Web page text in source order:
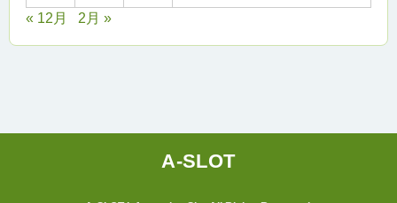
« 12月
2月 »